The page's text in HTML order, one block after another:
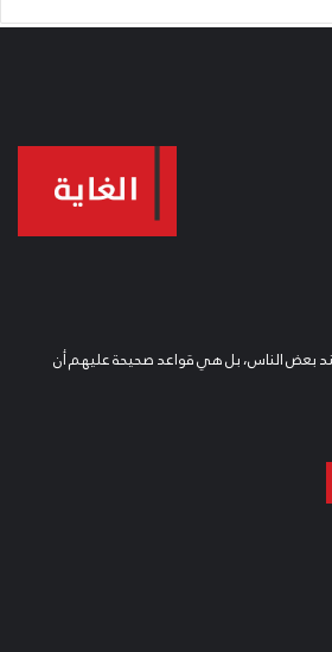
بعض الناس، بل هي قواعد صحيحة عليهم أن